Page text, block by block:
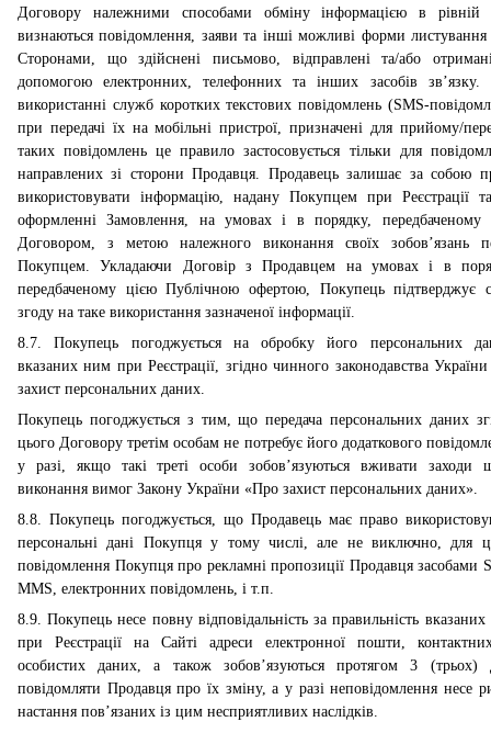
Договору належними способами обміну інформацією в рівній
визнаються повідомлення, заяви та інші можливі форми
Сторонами, що здійснені письмово, відправлені та/або
допомогою електронних, телефонних та інших засобів зв’язку.
використанні служб коротких текстових повідомлень (SMS-
при передачі їх на мобільні пристрої, призначені для прийому/
таких повідомлень це правило застосовується тільки для
направлених зі сторони Продавця. Продавець залишає за собою
використовувати інформацію, надану Покупцем при Реєстрації
оформленні Замовлення, на умовах і в порядку, передбаченому
Договором, з метою належного виконання своїх зобов’язань
Покупцем. Укладаючи Договір з Продавцем на умовах і в
передбаченому цією Публічною офертою, Покупець підтверджує
згоду на таке використання зазначеної інформації.
8.7. Покупець погоджується на обробку його персональних
вказаних ним при Реєстрації, згідно чинного законодавства
захист персональних даних.
Покупець погоджується з тим, що передача персональних даних
цього Договору третім особам не потребує його додаткового
у разі, якщо такі треті особи зобов’язуються вживати заходи
виконання вимог Закону України «Про захист персональних даних».
8.8. Покупець погоджується, що Продавець має право
персональні дані Покупця у тому числі, але не виключно, для
повідомлення Покупця про рекламні пропозиції Продавця засобами
ММS, електронних повідомлень, і т.п.
8.9. Покупець несе повну відповідальність за правильність
при Реєстрації на Сайті адреси електронної пошти,
особистих даних, а також зобов’язуються протягом 3 (трьох)
повідомляти Продавця про їх зміну, а у разі неповідомлення несе
настання пов’язаних із цим несприятливих наслідків.